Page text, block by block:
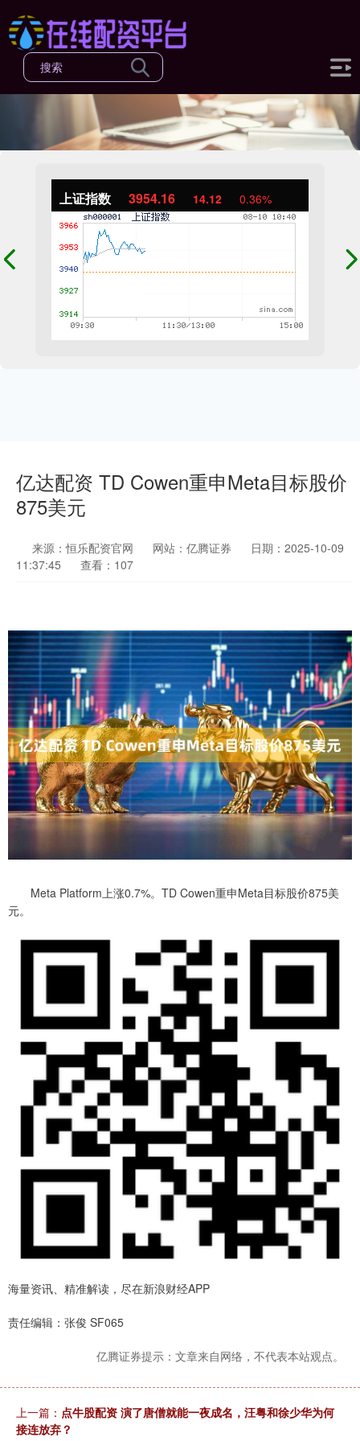
上证指数 3954.16 14.12 0.36%
亿达配资 TD Cowen重申Meta目标股价
875美元
来源：恒乐配资官网 网站：亿腾证券
日期：2025-10-09
11:37:45
查看：107
Meta Platform上涨0.7%。TD Cowen重申Meta目标股价875美
元。
海量资讯、精准解读，尽在新浪财经APP
责任编辑：张俊 SF065
亿腾证券提示：文章来自网络，不代表本站观点。
上一篇： 点牛股配资 演了唐僧就能一夜成名，汪粤和徐少华为何
接连放弃？